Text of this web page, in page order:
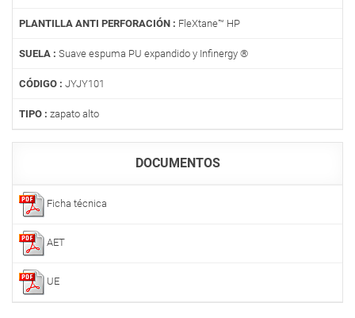
PLANTILLA ANTI PERFORACIÓN : FleXtane™ HP
SUELA : Suave espuma PU expandido y Infinergy ®
CÓDIGO : JYJY101
TIPO : zapato alto
DOCUMENTOS
Ficha técnica
AET
UE